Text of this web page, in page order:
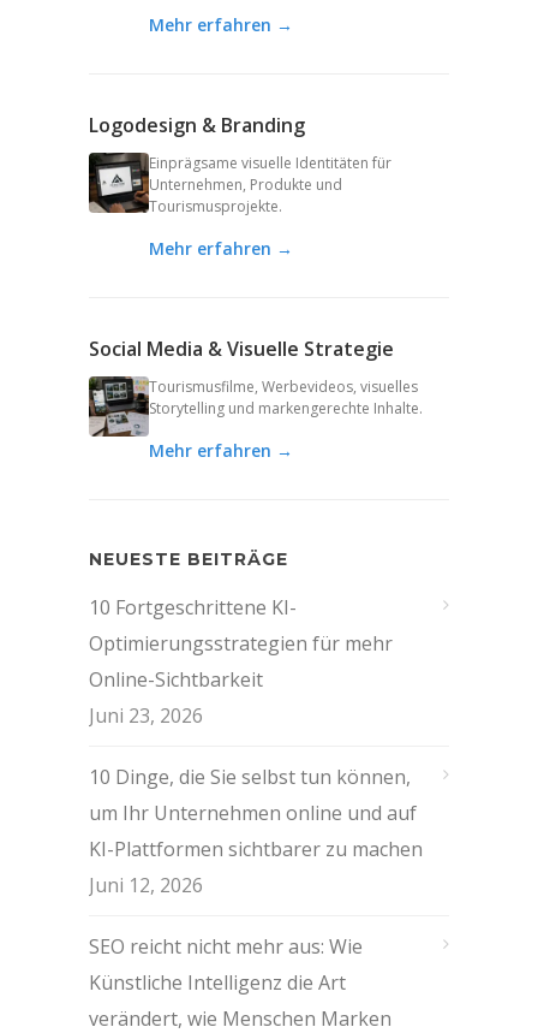
Mehr erfahren →
Logodesign & Branding
Einprägsame visuelle Identitäten für
Unternehmen, Produkte und
Tourismusprojekte.
Mehr erfahren →
Social Media & Visuelle Strategie
Tourismusfilme, Werbevideos, visuelles
Storytelling und markengerechte Inhalte.
Mehr erfahren →
NEUESTE BEITRÄGE
10 Fortgeschrittene KI-
Optimierungsstrategien für mehr
Online-Sichtbarkeit
Juni 23, 2026
10 Dinge, die Sie selbst tun können,
um Ihr Unternehmen online und auf
KI-Plattformen sichtbarer zu machen
Juni 12, 2026
SEO reicht nicht mehr aus: Wie
Künstliche Intelligenz die Art
verändert, wie Menschen Marken